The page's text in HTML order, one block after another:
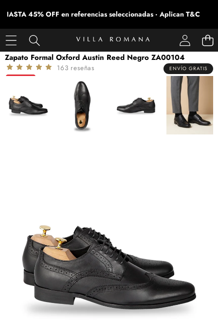
HASTA 45% OFF en referencias seleccionadas · Aplican T&C
SALTAR A LA INFORMACIÓN DEL PRODUCTO
ABRIR
IMAGEN
EN
PANTALLA
COMPLETA
Zapato Formal Oxford Austin Reed Negro ZA00104
163 reseñas ENVÍO GRATIS